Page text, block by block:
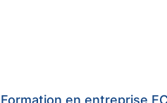
Formation en entreprise